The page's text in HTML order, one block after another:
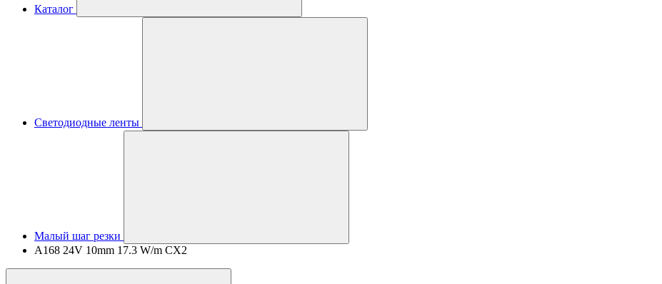
Каталог
Светодиодные ленты
Малый шаг резки
A168 24V 10mm 17.3 W/m CX2